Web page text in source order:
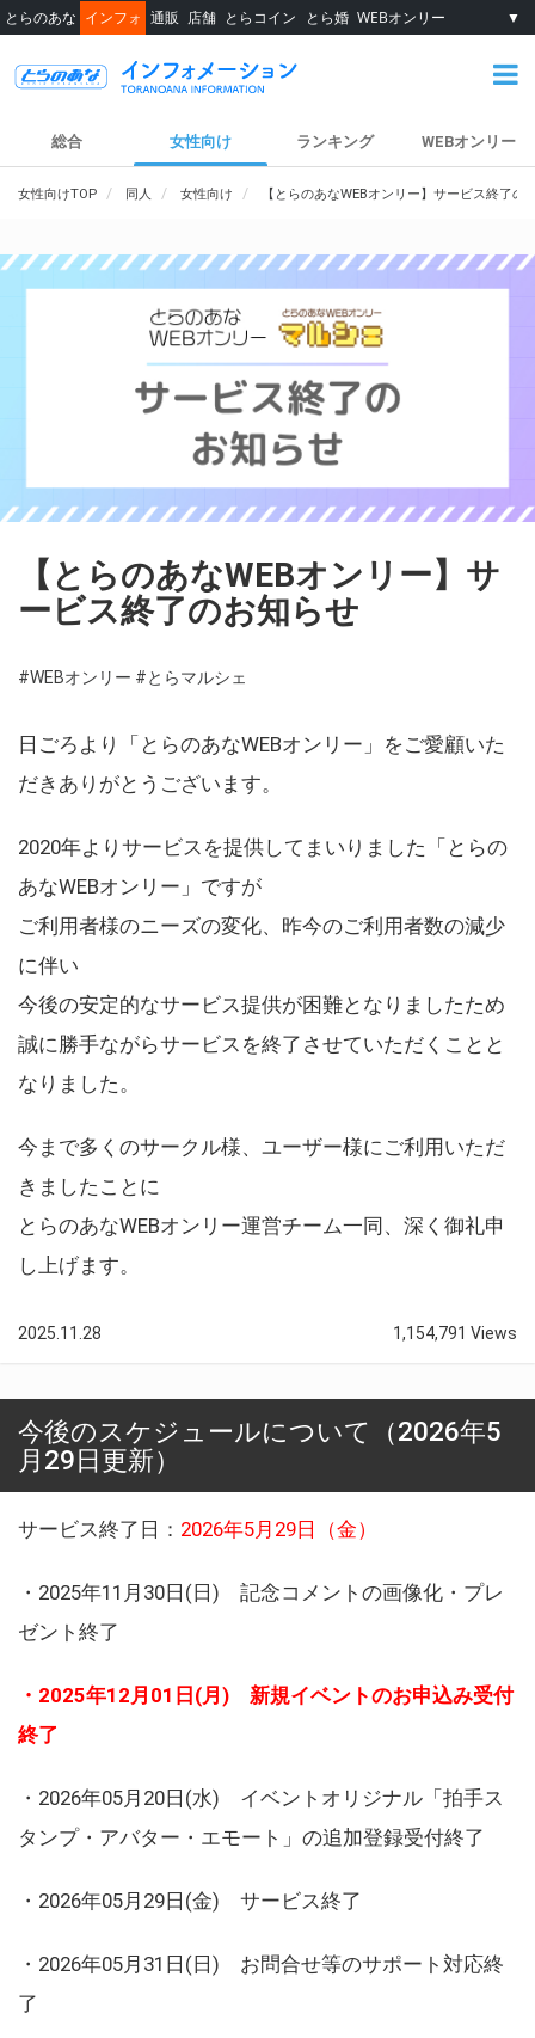
とらのあな インフォ 通販 店舗 とらコイン とら婚 WEBオンリー ▼
総合 女性向け ランキング WEBオンリー
女性向けTOP 同人 女性向け 【とらのあなWEBオンリー】サービス終了の
【とらのあなWEBオンリー】サ
ービス終了のお知らせ
#WEBオンリー #とらマルシェ
日ごろより「とらのあなWEBオンリー」をご愛顧いた
だきありがとうございます。
2020年よりサービスを提供してまいりました「とらの
あなWEBオンリー」ですが
ご利用者様のニーズの変化、昨今のご利用者数の減少
に伴い
今後の安定的なサービス提供が困難となりましたため
誠に勝手ながらサービスを終了させていただくことと
なりました。
今まで多くのサークル様、ユーザー様にご利用いただ
きましたことに
とらのあなWEBオンリー運営チーム一同、深く御礼申
し上げます。
2025.11.28 1,154,791 Views
今後のスケジュールについて（2026年5
月29日更新）
サービス終了日： 2026年5月29日（金）
・2025年11月30日(日) 記念コメントの画像化・プレ
ゼント終了
・2025年12月01日(月) 新規イベントのお申込み受付
終了
・2026年05月20日(水) イベントオリジナル「拍手ス
タンプ・アバター・エモート」の追加登録受付終了
・2026年05月29日(金) サービス終了
・2026年05月31日(日) お問合せ等のサポート対応終
了